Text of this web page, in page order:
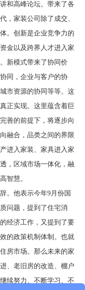
和高峰论坛。带来了各
，家装公司除了成交、
。创新是企业竞争力的
金以及跨界人才进入家
新模式带来了协同价
同，企业与客户的协
市资源的协同等等。这
正实现。这里蕴含着巨
善的前提下，将逐步向
融合，品类之间的界限
进入家装、家具进入家
，区域市场一体化，融
智慧。
。他表示今年9月份国
问题，提到了住宅消
经济工作，又提到了要
的政策机制体制。也就
房市场。那么未来的家
、老旧房的改造、棚户
续努力、不断学习、不